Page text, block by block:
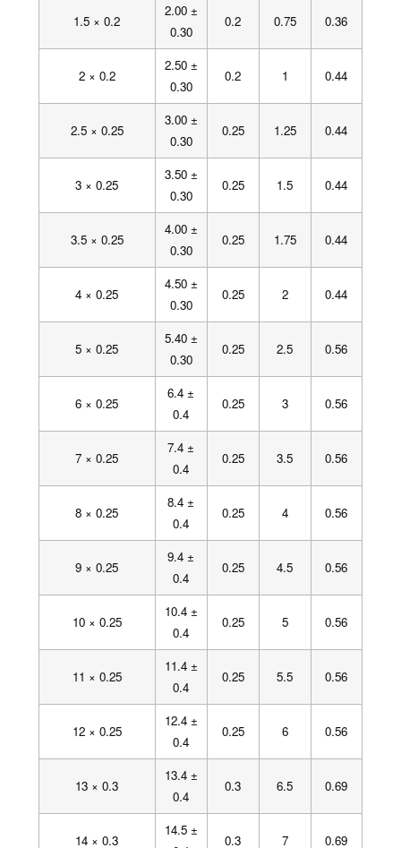
1.5 × 0.2
2.00 ±
0.30
0.2 0.75 0.36
2 × 0.2
2.50 ±
0.30
0.2 1 0.44
2.5 × 0.25
3.00 ±
0.30
0.25 1.25 0.44
3 × 0.25
3.50 ±
0.30
0.25 1.5 0.44
3.5 × 0.25
4.00 ±
0.30
0.25 1.75 0.44
4 × 0.25
4.50 ±
0.30
0.25 2 0.44
5 × 0.25
5.40 ±
0.30
0.25 2.5 0.56
6 × 0.25
6.4 ±
0.4
0.25 3 0.56
7 × 0.25
7.4 ±
0.4
0.25 3.5 0.56
8 × 0.25
8.4 ±
0.4
0.25 4 0.56
9 × 0.25
9.4 ±
0.4
0.25 4.5 0.56
10 × 0.25
10.4 ±
0.4
0.25 5 0.56
11 × 0.25
11.4 ±
0.4
0.25 5.5 0.56
12 × 0.25
12.4 ±
0.4
0.25 6 0.56
13 × 0.3
13.4 ±
0.4
0.3 6.5 0.69
14 × 0.3
14.5 ±
0.3 7 0.69